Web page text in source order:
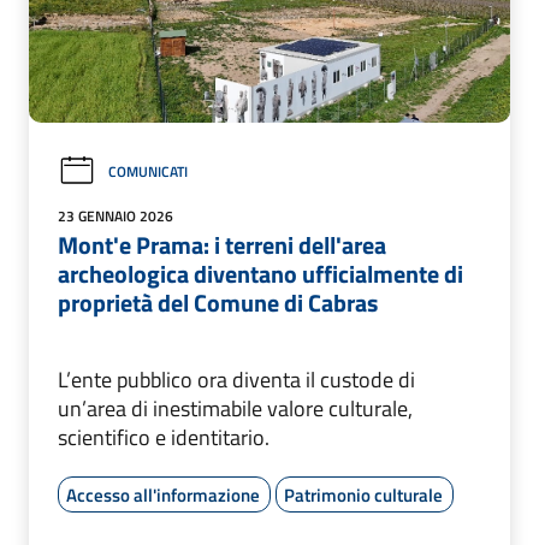
COMUNICATI
23 GENNAIO 2026
Mont'e Prama: i terreni dell'area
archeologica diventano ufficialmente di
proprietà del Comune di Cabras
L’ente pubblico ora diventa il custode di
un’area di inestimabile valore culturale,
scientifico e identitario.
Accesso all'informazione Patrimonio culturale